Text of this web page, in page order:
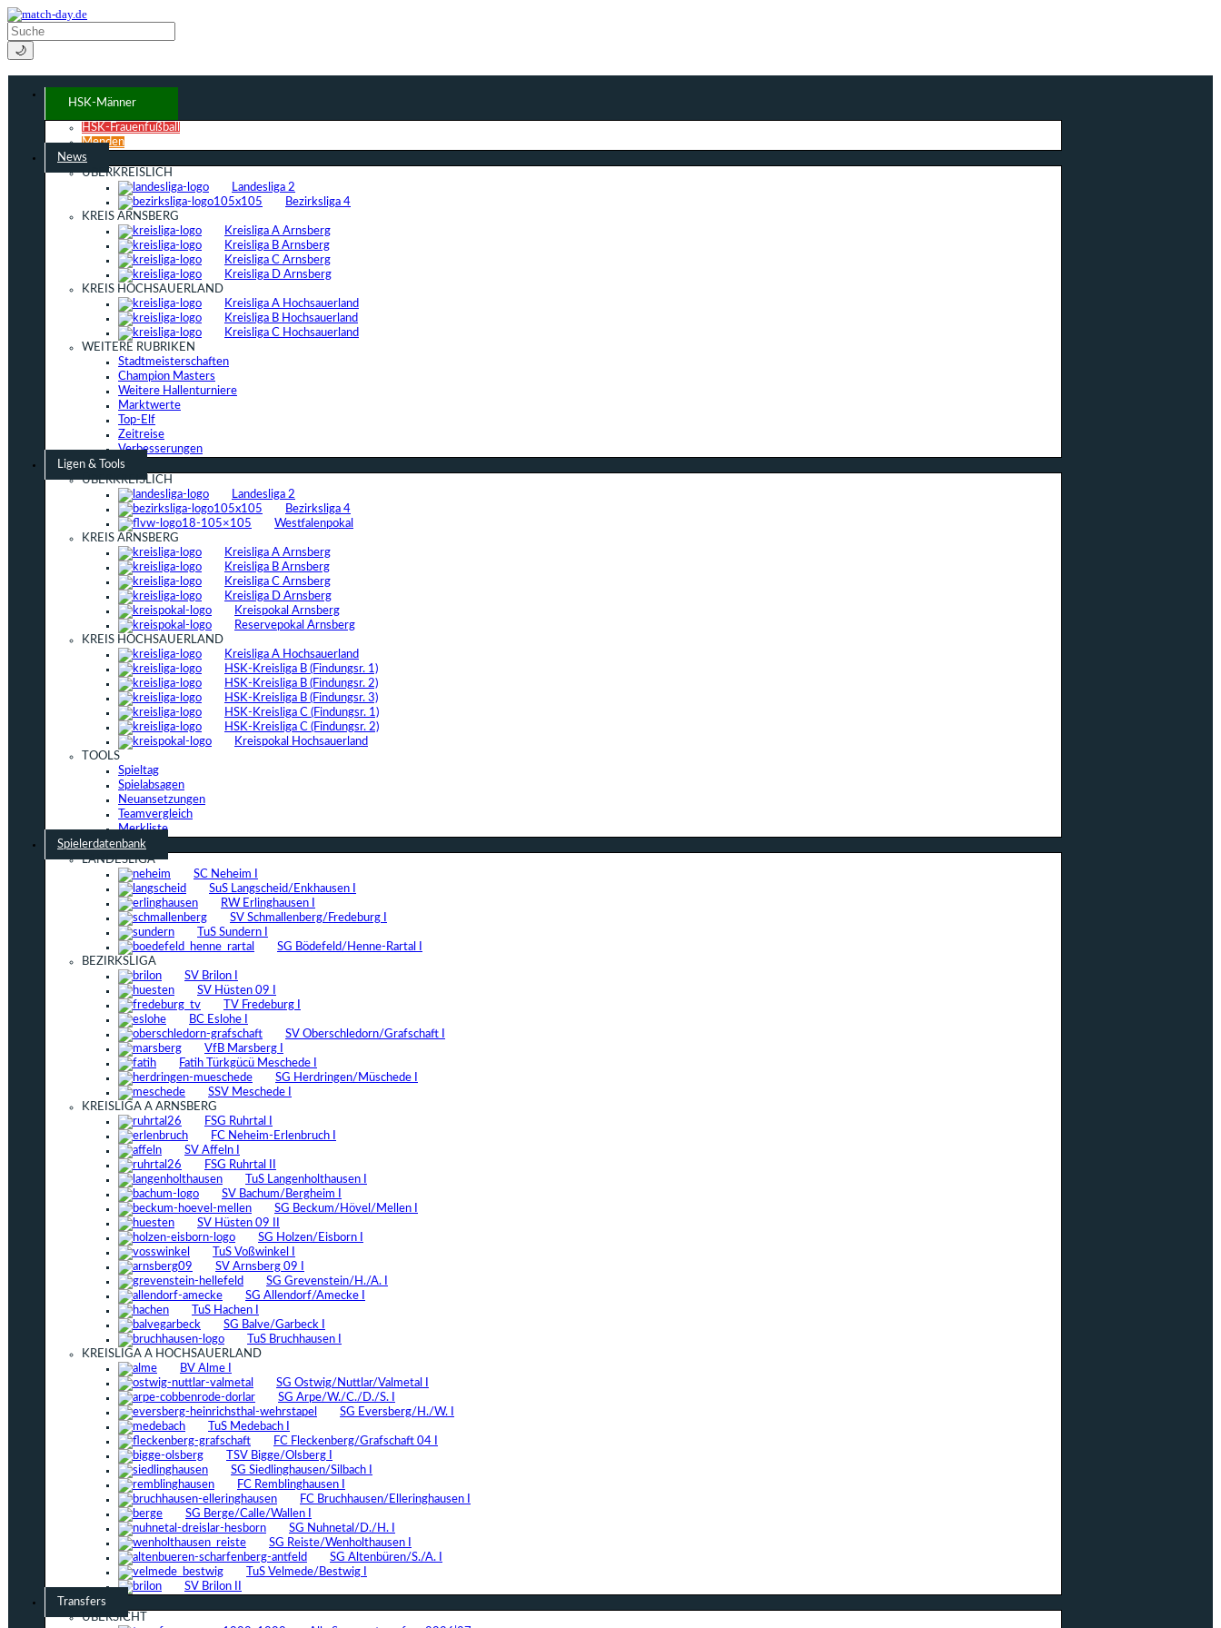
🌙
HSK-Männer
HSK-Frauenfußball
Menden
News
ÜBERKREISLICH
Landesliga 2
Bezirksliga 4
KREIS ARNSBERG
Kreisliga A Arnsberg
Kreisliga B Arnsberg
Kreisliga C Arnsberg
Kreisliga D Arnsberg
KREIS HOCHSAUERLAND
Kreisliga A Hochsauerland
Kreisliga B Hochsauerland
Kreisliga C Hochsauerland
WEITERE RUBRIKEN
Stadtmeisterschaften
Champion Masters
Weitere Hallenturniere
Marktwerte
Top-Elf
Zeitreise
Verbesserungen
Ligen & Tools
ÜBERKREISLICH
Landesliga 2
Bezirksliga 4
Westfalenpokal
KREIS ARNSBERG
Kreisliga A Arnsberg
Kreisliga B Arnsberg
Kreisliga C Arnsberg
Kreisliga D Arnsberg
Kreispokal Arnsberg
Reservepokal Arnsberg
KREIS HOCHSAUERLAND
Kreisliga A Hochsauerland
HSK-Kreisliga B (Findungsr. 1)
HSK-Kreisliga B (Findungsr. 2)
HSK-Kreisliga B (Findungsr. 3)
HSK-Kreisliga C (Findungsr. 1)
HSK-Kreisliga C (Findungsr. 2)
Kreispokal Hochsauerland
TOOLS
Spieltag
Spielabsagen
Neuansetzungen
Teamvergleich
Merkliste
Spielerdatenbank
LANDESLIGA
SC Neheim I
SuS Langscheid/Enkhausen I
RW Erlinghausen I
SV Schmallenberg/Fredeburg I
TuS Sundern I
SG Bödefeld/Henne-Rartal I
BEZIRKSLIGA
SV Brilon I
SV Hüsten 09 I
TV Fredeburg I
BC Eslohe I
SV Oberschledorn/Grafschaft I
VfB Marsberg I
Fatih Türkgücü Meschede I
SG Herdringen/Müschede I
SSV Meschede I
KREISLIGA A ARNSBERG
FSG Ruhrtal I
FC Neheim-Erlenbruch I
SV Affeln I
FSG Ruhrtal II
TuS Langenholthausen I
SV Bachum/Bergheim I
SG Beckum/Hövel/Mellen I
SV Hüsten 09 II
SG Holzen/Eisborn I
TuS Voßwinkel I
SV Arnsberg 09 I
SG Grevenstein/H./A. I
SG Allendorf/Amecke I
TuS Hachen I
SG Balve/Garbeck I
TuS Bruchhausen I
KREISLIGA A HOCHSAUERLAND
BV Alme I
SG Ostwig/Nuttlar/Valmetal I
SG Arpe/W./C./D./S. I
SG Eversberg/H./W. I
TuS Medebach I
FC Fleckenberg/Grafschaft 04 I
TSV Bigge/Olsberg I
SG Siedlinghausen/Silbach I
FC Remblinghausen I
FC Bruchhausen/Elleringhausen I
SG Berge/Calle/Wallen I
SG Nuhnetal/D./H. I
SG Reiste/Wenholthausen I
SG Altenbüren/S./A. I
TuS Velmede/Bestwig I
SV Brilon II
Transfers
ÜBERSICHT